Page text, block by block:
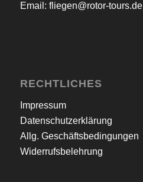
Email: fliegen@rotor-tours.de
RECHTLICHES
Impressum
Datenschutzerklärung
Allg. Geschäftsbedingungen
Widerrufsbelehrung